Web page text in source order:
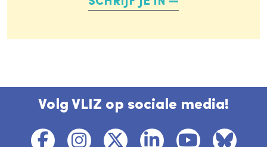
Volg VLIZ op sociale media!